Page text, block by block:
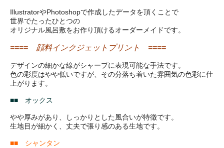
IllustratorやPhotoshopで作成したデータを頂くことで
世界でたったひとつの
オリジナル風呂敷をお作り頂けるオーダーメイドです。
==== 顔料インクジェットプリント ====
デザインの細かな線がシャープに表現可能な手法です。
色の彩度はやや低いですが、その分落ち着いた雰囲気の色彩に仕
上がります。
■■ オックス
やや厚みがあり、しっかりとした風合いが特徴です。
生地目が細かく、丈夫で張り感のある生地です。
■■ シャンタン